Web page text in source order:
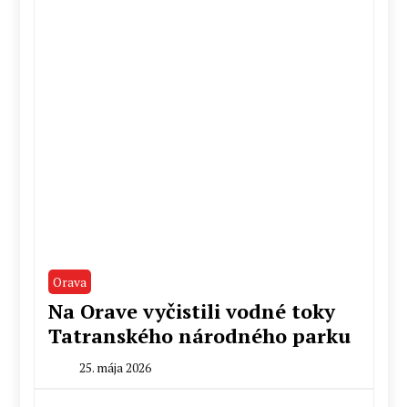
Orava
Na Orave vyčistili vodné toky
Tatranského národného parku
25. mája 2026